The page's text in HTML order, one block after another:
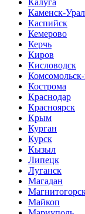
Калуга
Каменск-
Каспийск
Кемерово
Керчь
Киров
Кисловодск
Кострома
Краснодар
Красноярск
Крым
Курган
Курск
Кызыл
Липецк
Луганск
Магадан
Майкоп